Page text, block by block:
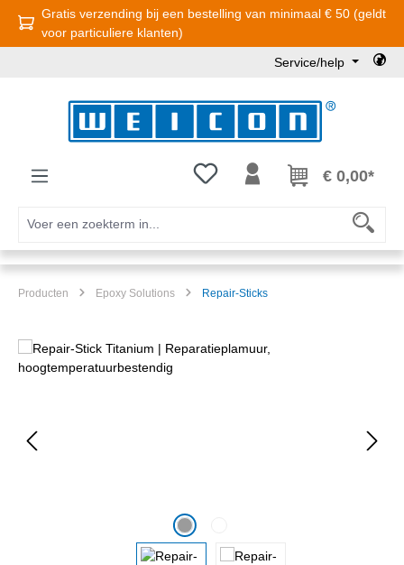
Ga naar de hoofdinhoud
Gratis verzending bij een bestelling van minimaal € 50 (geldt
voor particuliere klanten)
Service/help
Je hebt 0 items op je€ 0,00*
Producten Epoxy Solutions Repair-Sticks
Afbeeldingengalerij overslaan